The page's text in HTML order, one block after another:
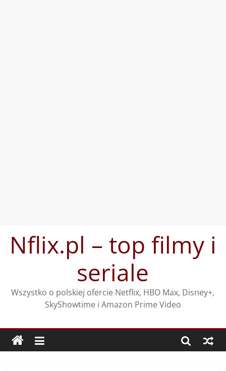
treściNflix.pl – top filmy i
seriale
Wszystko o polskiej ofercie Netflix, HBO Max, Disney+,
SkyShowtime i Amazon Prime Video